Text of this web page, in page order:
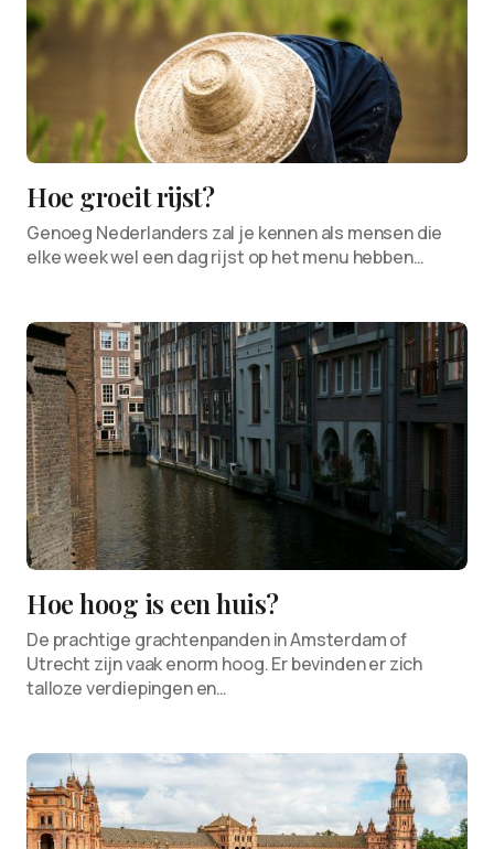
Hoe groeit rijst?
Genoeg Nederlanders zal je kennen als mensen die
elke week wel een dag rijst op het menu hebben…
Hoe hoog is een huis?
De prachtige grachtenpanden in Amsterdam of
Utrecht zijn vaak enorm hoog. Er bevinden er zich
talloze verdiepingen en…